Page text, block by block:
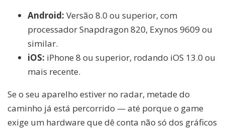
Android: Versão 8.0 ou superior, com
processador Snapdragon 820, Exynos 9609 ou
similar.
iOS: iPhone 8 ou superior, rodando iOS 13.0 ou
mais recente.
Se o seu aparelho estiver no radar, metade do
caminho já está percorrido — até porque o game
exige um hardware que dê conta não só dos gráficos